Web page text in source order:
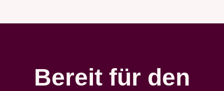
Bereit für den